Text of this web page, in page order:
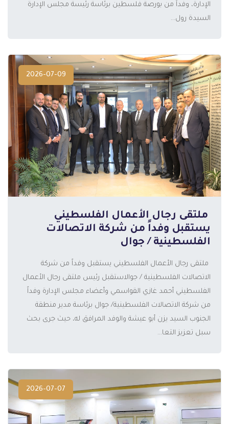
الإدارة، وفداً من بورصة فلسطين برئاسة رئيسة مجلس الإدارة
السيدة رول...
2026-07-09
️ ملتقى رجال الأعمال الفلسطيني
يستقبل وفداً من شركة الاتصالات
الفلسطينية / جوال
️ ملتقى رجال الأعمال الفلسطيني يستقبل وفداً من شركة
الاتصالات الفلسطينية / جوالاستقبل رئيس ملتقى رجال الأعمال
الفلسطيني أحمد غازي القواسمي وأعضاء مجلس الإدارة وفداً
من شركة الاتصالات الفلسطينية/ جوال برئاسة مدير منطقة
الجنوب السيد يزن أبو عيشة والوفد المرافق له، حيث جرى بحث
سبل تعزيز التعا...
2026-07-07